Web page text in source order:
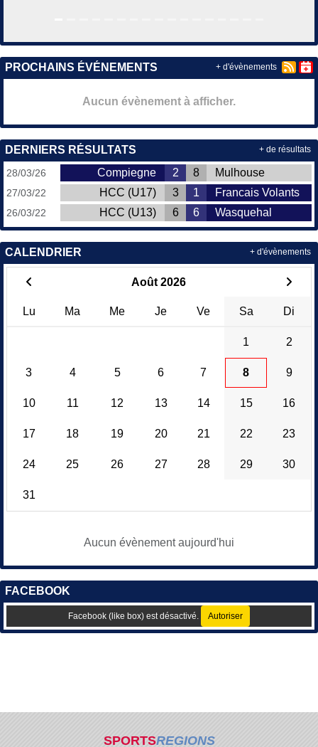
PROCHAINS ÉVÉNEMENTS
Aucun évènement à afficher.
+ d'évènements
DERNIERS RÉSULTATS
28/03/26 Compiegne 2 8 Mulhouse
27/03/22 HCC (U17) 3 1 Francais Volants
26/03/22 HCC (U13) 6 6 Wasquehal
+ de résultats
CALENDRIER
Août 2026
Lu Ma Me Je Ve Sa Di
1 2
3 4 5 6 7 8 9
10 11 12 13 14 15 16
17 18 19 20 21 22 23
24 25 26 27 28 29 30
31
Aucun évènement aujourd'hui
+ d'évènements
FACEBOOK
Facebook (like box) est désactivé. Autoriser
SPORTSREGIONS